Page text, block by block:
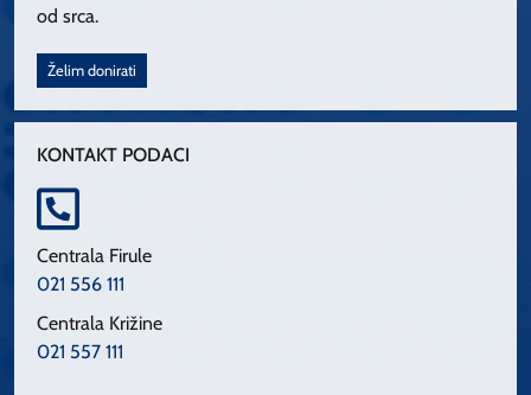
od srca.
Želim donirati
KONTAKT PODACI
Centrala Firule
021 556 111
Centrala Križine
021 557 111